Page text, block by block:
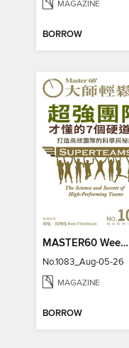
MAGAZINE
BORROW
MASTER60 Weekly 大師輕鬆讀
No.1083_Aug-05-26
MAGAZINE
BORROW